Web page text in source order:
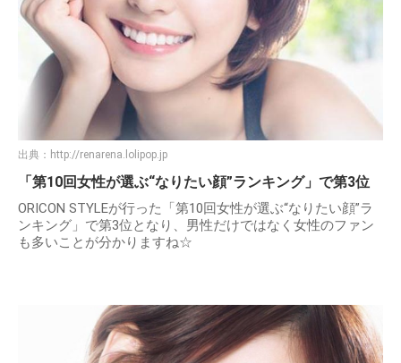
出典： http://renarena.lolipop.jp
「第10回女性が選ぶ“なりたい顔”ランキング」で第3位
ORICON STYLEが行った「第10回女性が選ぶ“なりたい顔”ラ
ンキング」で第3位となり、男性だけではなく女性のファン
も多いことが分かりますね☆